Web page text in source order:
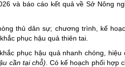
Chuyên mục khác
và báo cáo kết quả về Sở Nông
thủ dân sự; chương trình, kế
phục hậu quả thiên tai.
phục hậu quả nhanh chóng, hiệu
cần tại chỗ) . Có kế hoạch phối hợp